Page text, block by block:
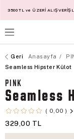
3500 TL ve ÜZERİ
Anasayfa
Seamless Hipster Külot
PINK
Seamless
0,00
329,00 TL